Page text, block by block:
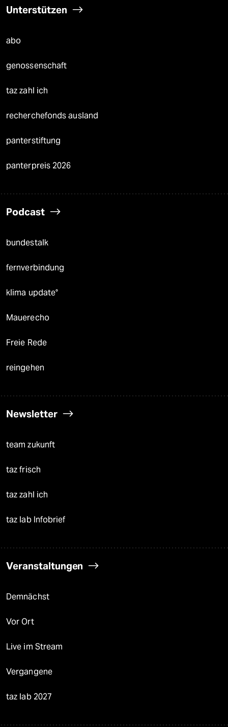
Unterstützen
abo
genossenschaft
taz zahl ich
recherchefonds ausland
panterstiftung
panterpreis 2026
Podcast
bundestalk
fernverbindung
klima update°
Mauerecho
Freie Rede
reingehen
Newsletter
team zukunft
taz frisch
taz zahl ich
taz lab Infobrief
Veranstaltungen
Demnächst
Vor Ort
Live im Stream
Vergangene
taz lab 2027